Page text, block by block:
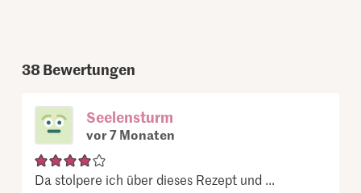
38Bewertungen
Seelensturm
vor 7 Monaten
Da stolpere ich über dieses Rezept und ...